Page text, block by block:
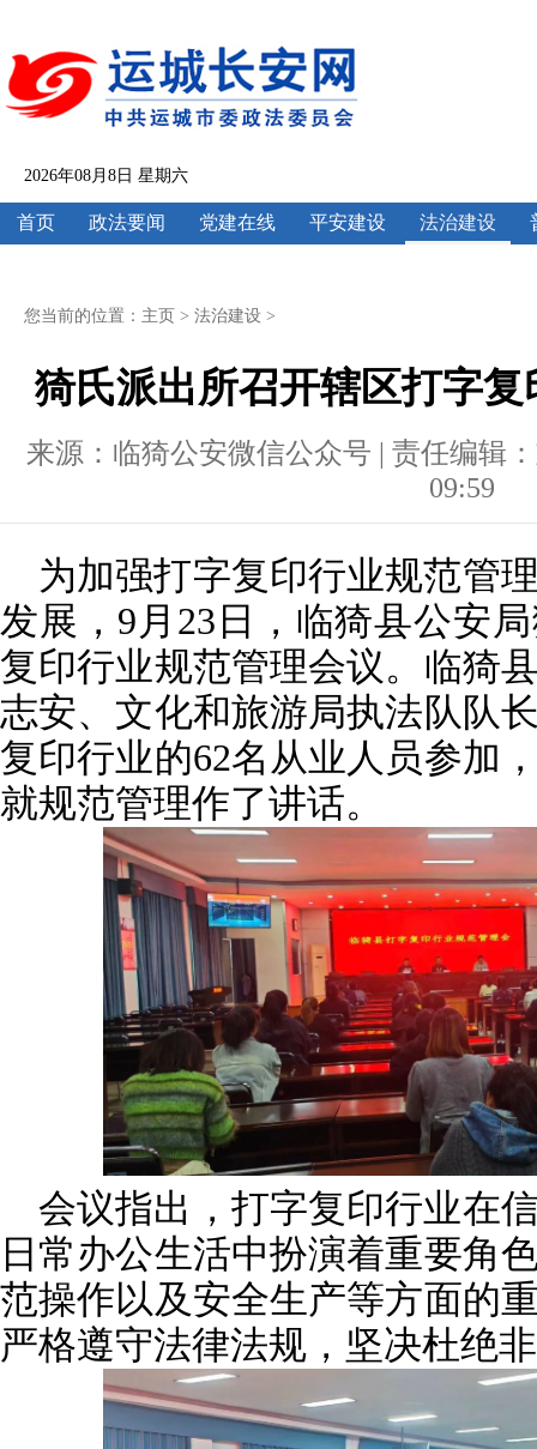
2026年08月8日 星期六
首页 政法要闻 党建在线 平安建设 法治建设
您当前的位置： 主页 > 法治建设 >
猗氏派出所召开辖区打字
来源：临猗公安微信公众号 | 责任编辑
09:59
为加强打字复印行业规范管
发展，9月23日，临猗县公安
复印行业规范管理会议。临猗
志安、文化和旅游局执法队队
复印行业的62名从业人员参加
就规范管理作了讲话。
会议指出，打字复印行业在
日常办公生活中扮演着重要角
范操作以及安全生产等方面的
严格遵守法律法规，坚决杜绝